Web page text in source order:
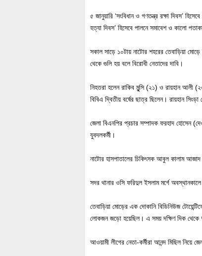
৫ জানুয়ারি ‘সংবিধান ও গণতন্ত্র রক্ষা দিবস’
হত্যা দিবস’ হিসেবে পালনে সমাবেশ ও কালো
সকাল সাড়ে ১০টায় নাটোর শহরের তেবাড়িয়া
থেকে গুলি হয় বলে বিরোধী নেতাদের দাবি।
নিহতরা হলেন রাকিব মুন্সি (২১) ও রায়হান আলী
বিবিএ দ্বিতীয় বর্ষের ছাত্র ছিলেন। রায়হান
জেলা বিএনপির প্রচার সম্পাদক ফরহাদ হোসেন
যুবদলকর্মী।
নাটোর হাসপাতালের চিকিৎসক আবুল কালাম
সদর থানার ওসি ফরিদুল ইসলাম মর্গে
তেবাড়িয়া মোড়ের এক দোকানি বিডিনিউজ
লোকজন জড়ো হয়েছিল। এ সময় দক্ষিণ দিক থেকে
আওয়ামী লীগের নেতা-কর্মীরা আনন্দ মিছিল